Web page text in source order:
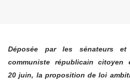
Déposée par les sénateurs
communiste républicain citoyen
20 juin, la proposition de loi